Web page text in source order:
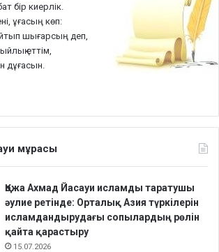
бір киерлік.
ұғасың көп:
шығарсың деп,
еттім,
дұғасын.
мұрасы
Қожа Ахмад Йасауи исламды таратушы
әулие ретінде: Орталық Азия түркілерін
исламдандырудағы сопылардың рөлін
қайта қарастыру
15.07.2026